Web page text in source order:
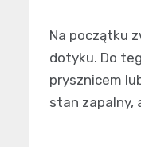
Na początku
dotyku. Do
prysznicem
stan zapalny,